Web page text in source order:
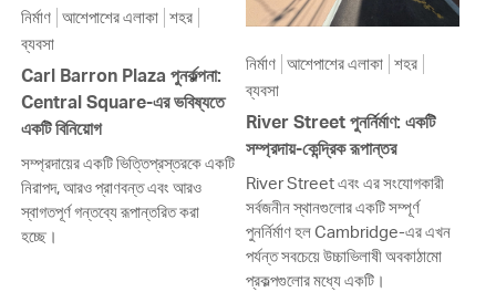
নির্মাণ আশেপাশের এলাকা শহর
ব্যবসা
Carl Barron Plaza পুনর্কল্পনা:
Central Square-এর ভবিষ্যতে
একটি বিনিয়োগ
সম্প্রদায়ের একটি ভিত্তিপ্রস্তরকে একটি
নিরাপদ, আরও প্রাণবন্ত এবং আরও
স্বাগতপূর্ণ গন্তব্যে রূপান্তরিত করা
হচ্ছে।
নির্মাণ আশেপাশের এলাকা শহর
ব্যবসা
River Street পুনর্নির্মাণ: একটি
সম্প্রদায়-কেন্দ্রিক রূপান্তর
River Street এবং এর সংযোগকারী
সর্বজনীন স্থানগুলোর একটি সম্পূর্ণ
পুনর্নির্মাণ হল Cambridge-এর এখন
পর্যন্ত সবচেয়ে উচ্চাভিলাষী অবকাঠামো
প্রকল্পগুলোর মধ্যে একটি।